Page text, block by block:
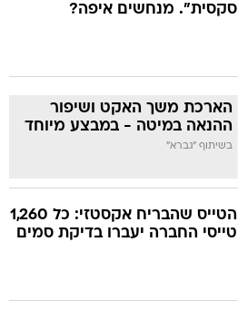
סקסית". מנחשים איפה?
הארכת משך האקט ושיפור
ההנאה במיטה - במבצע מיוחד
בשיתוף "גברא"
הטייס שהבריח אקסטזי: כל 1,260
טייסי החברה יעברו בדיקת סמים